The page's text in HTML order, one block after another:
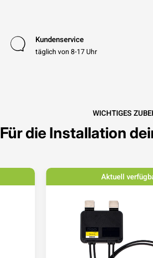
Kundenservice
täglich von 8-17 Uhr
WICHTIGES
Für die Installation
Aktuell